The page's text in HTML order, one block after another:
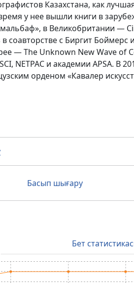
Казахстана, как
у нее вышли книги в
в Великобритании —
соавторстве с Биргит Боймерс
— The Unknown New Wave of
NETPAC и академии APSA. В
орденом «Кавалер
Басып шығару
Бет